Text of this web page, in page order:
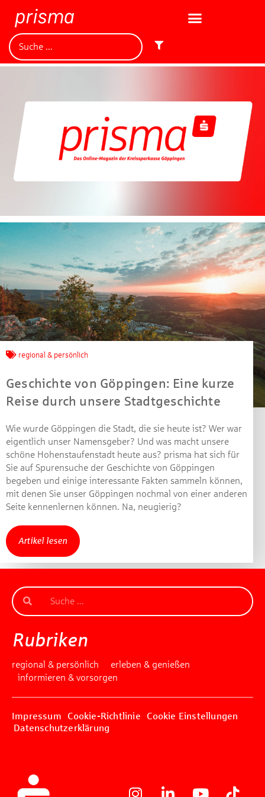
regional & persönlich
Geschichte von Göppingen: Eine kurze
Reise durch unsere Stadtgeschichte
Wie wurde Göppingen die Stadt, die sie heute ist? Wer war
eigentlich unser Namensgeber? Und was macht unsere
schöne Hohenstaufenstadt heute aus? prisma hat sich für
Sie auf Spurensuche der Geschichte von Göppingen
begeben und einige interessante Fakten sammeln können,
mit denen Sie unser Göppingen nochmal von einer anderen
Seite kennenlernen können. Na, neugierig?
Artikel lesen
Rubriken
regional & persönlich
erleben & genießen
informieren & vorsorgen
Impressum Cookie-Richtlinie
Cookie Einstellungen
Datenschutzerklärung
Jetzt mitmachen und
gewinnen!
Machen Sie mit bei unserem Gewinnspiel! Bis 31.
Dezember 2021 verlosen wir 10 Gutscheine des
von je 30 Euro.
Beantworten Sie einfach folgende Frage:
Welches Jubiläum feiert die Kreissparkasse
Göppingen in diesem Jahr?
Gewinnspiel geschlossen